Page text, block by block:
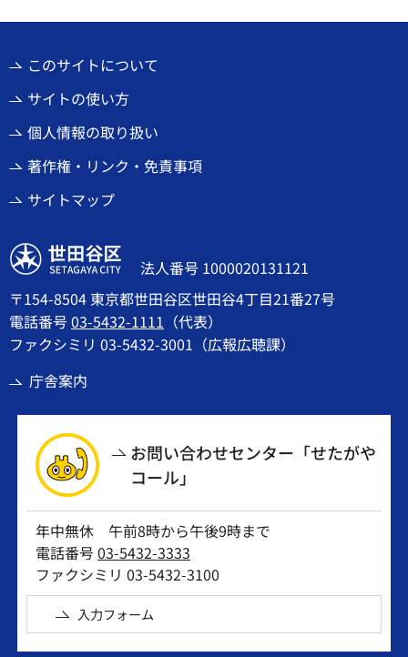
このサイトについて
サイトの使い方
個人情報の取り扱い
著作権・リンク・免責事項
サイトマップ
世田谷区
法人番号 1000020131121
〒154-8504 東京都世田谷区世田谷4丁目21番27号
電話番号03-5432-1111 （代表）
ファクシミリ 03-5432-3001（広報広聴課）
庁舎案内
お問い合わせセンター「せたがや
コール」
年中無休 午前8時から午後9時まで
電話番号03-5432-3333
ファクシミリ 03-5432-3100
入力フォーム